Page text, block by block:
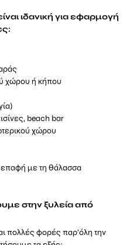
ιδανική για εφαρμογή
χώρου ή κήπου
beach bar
χώρου
με τη θάλασσα
στην ξυλεία από
πολλές φορές παρ’όλη την